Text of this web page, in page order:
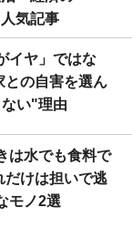
人気記事
イヤ」ではな
との自害を選ん
い"理由
は水でも食料で
だけは担いで逃
モノ2選